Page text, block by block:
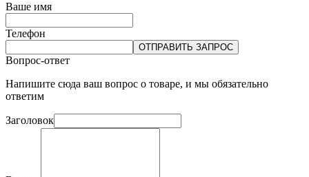
Ваше имя
Телефон
ОТПРАВИТЬ ЗАПРОС
Вопрос-ответ
Напишите сюда ваш вопрос о товаре, и мы обязательно
ответим
Заголовок